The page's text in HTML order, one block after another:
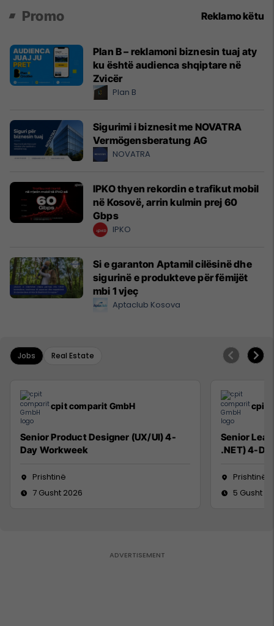
Promo Reklamo këtu
Plan B – reklamoni biznesin tuaj aty
ku është audienca shqiptare në
Zvicër
Plan B
Sigurimi i biznesit me NOVATRA
Vermögensberatung AG
NOVATRA
IPKO thyen rekordin e trafikut mobil
në Kosovë, arrin kulmin prej 60
Gbps
IPKO
Si e garanton Aptamil cilësinë dhe
sigurinë e produkteve për fëmijët
mbi 1 vjeç
Aptaclub Kosova
Jobs Real Estate
cpit comparit GmbH
Senior Product Designer (UX/UI) 4-
Day Workweek
Prishtinë
7 Gusht 2026
cpit
Senior
.NET) 4-
Prishtinë
5 Gusht